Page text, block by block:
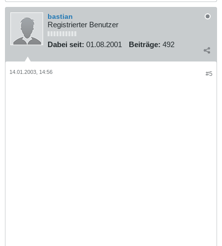
bastian
Registrierter Benutzer
Dabei seit: 01.08.2001 Beiträge: 492
#5
14.01.2003, 14:56